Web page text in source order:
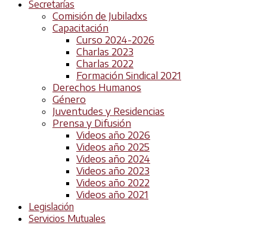
Secretarías
Comisión de Jubiladxs
Capacitación
Curso 2024-2026
Charlas 2023
Charlas 2022
Formación Sindical 2021
Derechos Humanos
Género
Juventudes y Residencias
Prensa y Difusión
Videos año 2026
Videos año 2025
Videos año 2024
Videos año 2023
Videos año 2022
Videos año 2021
Legislación
Servicios Mutuales